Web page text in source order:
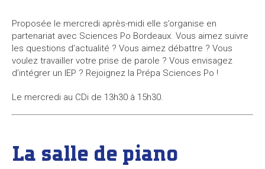
Proposée le mercredi après-midi elle s’organise en
partenariat avec Sciences Po Bordeaux. Vous aimez suivre
les questions d’actualité ? Vous aimez débattre ? Vous
voulez travailler votre prise de parole ? Vous envisagez
d’intégrer un IEP ? Rejoignez la Prépa Sciences Po !
Le mercredi au CDi de 13h30 à 15h30.
La salle de piano